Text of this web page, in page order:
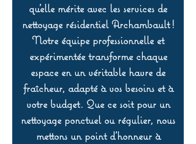
qu’elle mérite avec les services de
nettoyage résidentiel Archambault !
Notre équipe professionnelle et
expérimentée transforme chaque
espace en un véritable havre de
fraîcheur, adapté à vos besoins et à
votre budget. Que ce soit pour un
nettoyage ponctuel ou régulier, nous
mettons un point d’honneur à